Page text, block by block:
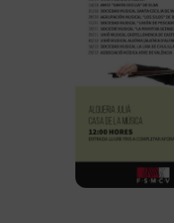
Actualitat